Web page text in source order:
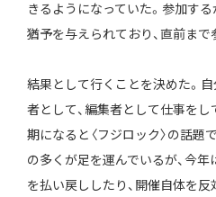
きるようになっていた。参加す
猶予を与えられており、直前まで
結果として行くことを決めた。
者として、編集者として仕事をし
期になると〈フジロック〉の話題
の多くが足を運んでいるが、今
を払い戻ししたり、開催自体を